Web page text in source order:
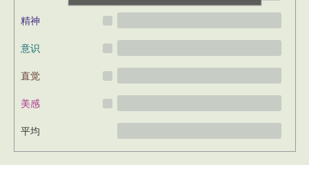
精神
意识
直觉
美感
平均